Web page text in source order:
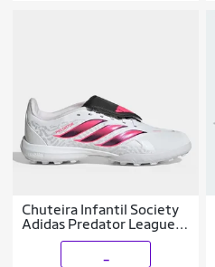
Chuteira Infantil Society
Adidas Predator League
Língua Dobrável Copa Do